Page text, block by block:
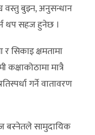
वस्तु बुझ्न, अनुसन्धान
थप सहज हुनेछ ।
र सिकाइ क्षमतामा
मात्रै
गर्ने वातावरण
बस्नेतले सामुदायिक